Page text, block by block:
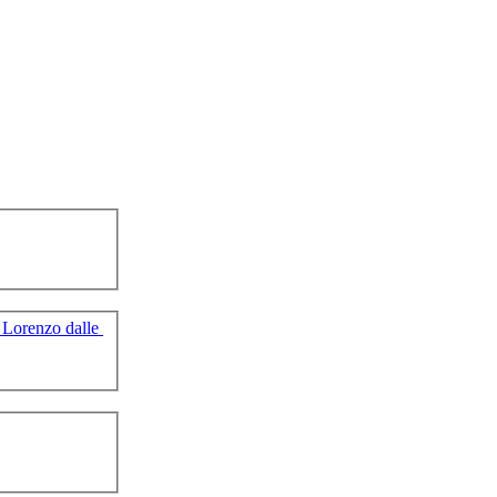
Giuseppe De Lorenzo dalle